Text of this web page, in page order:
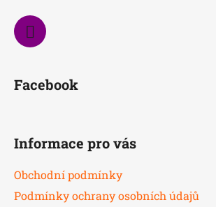
Facebook
Informace pro vás
Obchodní podmínky
Podmínky ochrany osobních údajů